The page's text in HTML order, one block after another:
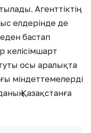
Агенттіктің
елдерінде де
бастап
келісімшарт
осы аралықта
міндеттемелерді
Қазақстанға